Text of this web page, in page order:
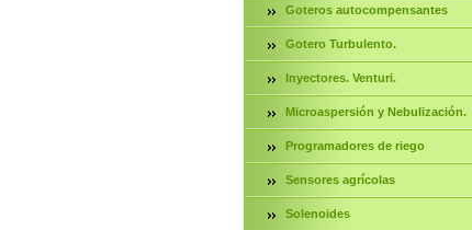
Goteros autocompensantes
Gotero Turbulento.
Inyectores. Venturi.
Microaspersión y Nebulización.
Programadores de riego
Sensores agrícolas
Solenoides